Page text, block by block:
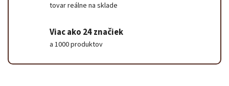
tovar reálne na sklade
Viac ako 24 značiek
a 1000 produktov